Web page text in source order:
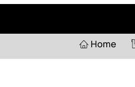
Home
Pertanyaan